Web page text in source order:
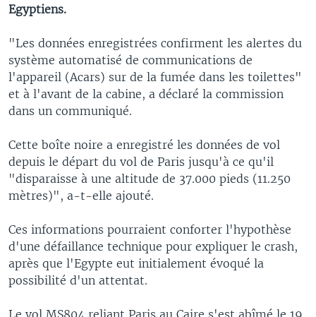
Egyptiens.
"Les données enregistrées confirment les alertes du
système automatisé de communications de
l'appareil (Acars) sur de la fumée dans les toilettes"
et à l'avant de la cabine, a déclaré la commission
dans un communiqué.
Cette boîte noire a enregistré les données de vol
depuis le départ du vol de Paris jusqu'à ce qu'il
"disparaisse à une altitude de 37.000 pieds (11.250
mètres)", a-t-elle ajouté.
Ces informations pourraient conforter l'hypothèse
d'une défaillance technique pour expliquer le crash,
après que l'Egypte eut initialement évoqué la
possibilité d'un attentat.
Le vol MS804 reliant Paris au Caire s'est abîmé le 19